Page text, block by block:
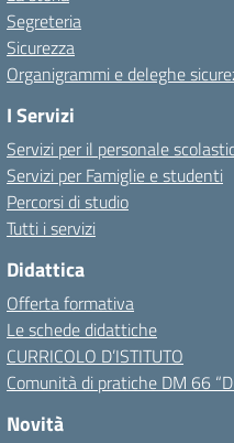
Segreteria
Sicurezza
Organigrammi e deleghe
I Servizi
Servizi per il personale
Servizi per Famiglie e studenti
Percorsi di studio
Tutti i servizi
Didattica
Offerta formativa
Le schede didattiche
CURRICOLO D’ISTITUTO
Comunità di pratiche DM 66
Novità